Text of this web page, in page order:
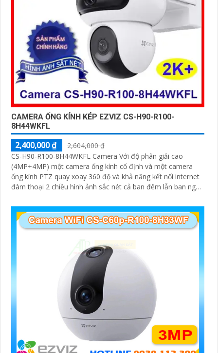
CAMERA ỐNG KÍNH KÉP EZVIZ CS-H90-R100-
8H44WKFL
2,400,000 ₫
2,604,000 ₫
CS-H90-R100-8H44WKFL Camera Với độ phân giải cao
(4MP+4MP) một camera ống kính cố định và một camera
ống kính PTZ quay xoay 360 độ và khả năng kết nối internet
đàm thoại 2 chiều hình ảnh sắc nét cả ban đêm lẫn ban ngày
Camera an ninh không dây CS-H90-R100-8H44WKFL mang
đến sự an toàn và tiện lợi.